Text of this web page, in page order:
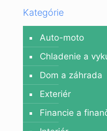
Kategórie
Auto-moto
Chladenie a
Dom a záhrada
Exteriér
Financie a